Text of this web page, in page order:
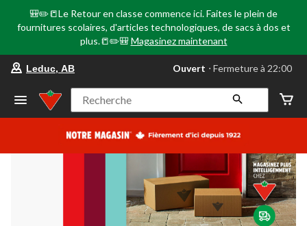
🎒✏️📒Le Retour en classe commence ici. Faites le plein de
fournitures scolaires, d'articles technologiques, de sacs à dos et
plus.📒✏️🎒 Magasinez maintenant
votre
préféré
Leduc,
AB,
courament
Fermeture
à
22:00
cliquer
pour
changer
Leduc, AB Ouvert ⋅ Fermeture à 22:00
Recherche